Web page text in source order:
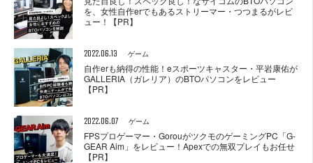
を、女性自作erでもあるストリーマー・つつまるがレビ
ュー！【PR】
2022.06.13 ゲーム
自作erも納得の性能！eスポーツキャスター・平岩康佑が
GALLERIA（ガレリア）のBTOパソコンをレビュー
【PR】
2022.06.07 ゲーム
FPSプロゲーマー・GorouがツクモのゲーミングPC「G-
GEAR Aim」をレビュー！Apexでの無双プレイもお任せ
【PR】